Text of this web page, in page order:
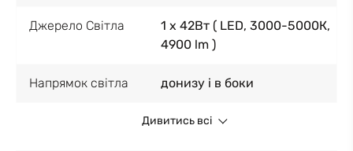
Джерело Світла
1 x 42Вт ( LED, 3000-5000К,
4900 lm )
Напрямок світла донизу і в боки
Дивитись всі